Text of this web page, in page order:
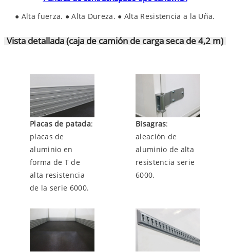
● Alta fuerza. ● Alta Dureza. ● Alta Resistencia a la Uña.
Vista detallada (caja de camión de carga seca de 4,2 m)
Placas de patada:
placas de
aluminio en
forma de T de
alta resistencia
de la serie 6000.
Bisagras:
aleación de
aluminio de alta
resistencia serie
6000.